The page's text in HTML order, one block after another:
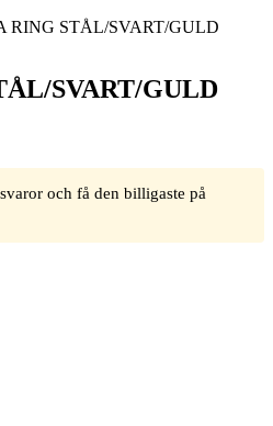
RING STÅL/SVART/GULD
SVART/GULD
och få den billigaste på